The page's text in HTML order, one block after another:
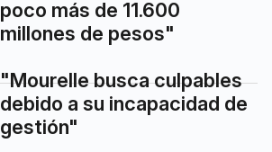
"Mourelle busca culpables
debido a su incapacidad de
gestión"